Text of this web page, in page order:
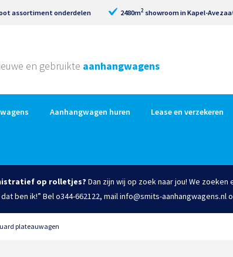
assortiment onderdelen 2480m2 showroom in Kapel-
en gebruikte aanhangwagens
Aanhangwagen huren Lease en verzekeren
op rolletjes? Dan zijn wij op zoek naar jou! We zoeken
dat ben ik!” Bel o344-662122, mail info@smits-
plateauwagen